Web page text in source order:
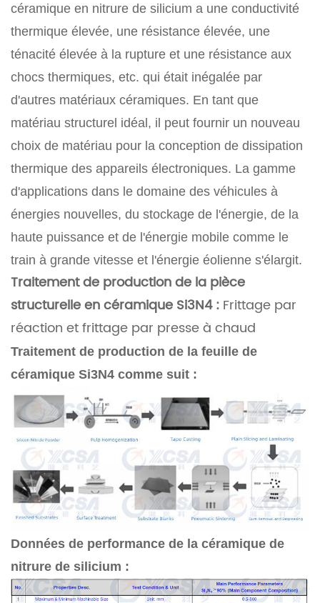
céramique en nitrure de silicium a une conductivité
thermique élevée, une résistance élevée, une
ténacité élevée à la rupture et une résistance aux
chocs thermiques, etc. qui était inégalée par
d'autres matériaux céramiques. En tant que
matériau structurel idéal, il peut fournir un nouveau
choix de matériau pour la conception de dissipation
thermique des appareils électroniques. La gamme
d'applications dans le domaine des véhicules à
énergies nouvelles, du stockage de l'énergie, de la
haute puissance et de l'énergie mobile comme le
train à grande vitesse et l'énergie éolienne s'élargit.
Traitement de production de la pièce
structurelle en céramique Si3N4 : Frittage par
réaction et frittage par presse à chaud
Traitement de production de la feuille de
céramique Si3N4 comme suit :
Données de performance de la céramique de
nitrure de silicium :